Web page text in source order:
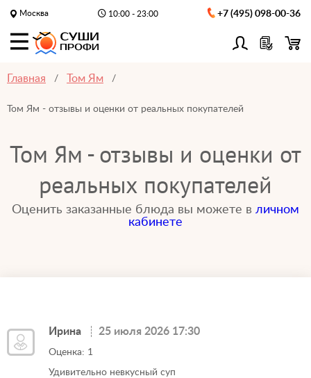
Москва 10:00 - 23:00 +7 (495) 098-00-36
Главная Том Ям
Том Ям - отзывы и оценки от реальных покупателей
Том Ям - отзывы и оценки от
реальных покупателей
Оценить заказанные блюда вы можете в личном
кабинете
Ирина 25 июля 2026 17:30
Оценка: 1
Удивительно невкусный суп